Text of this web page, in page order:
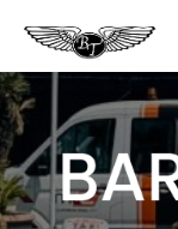
contenu
principal